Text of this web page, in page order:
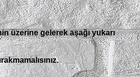
üzerine gelerek aşağı yukarı